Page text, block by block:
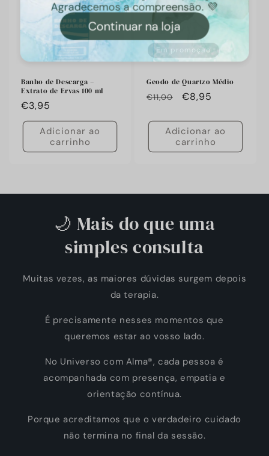
Banho de Descarga –
Extrato de Ervas 100 ml
Preço
habitual
€3,95
Adicionar ao
carrinho
Em promoção
Geodo de Quartzo Médio
Preço
€11,00
🔥
especial
€8,95
Adicionar ao
carrinho
🌙 Mais do que uma
simples consulta
Muitas vezes, as maiores dúvidas surgem depois
da terapia.
É precisamente nesses momentos que
queremos estar ao vosso lado.
No Universo com Alma®, cada pessoa é
acompanhada com presença, empatia e
orientação contínua.
Porque acreditamos que o verdadeiro cuidado
não termina no final da sessão.